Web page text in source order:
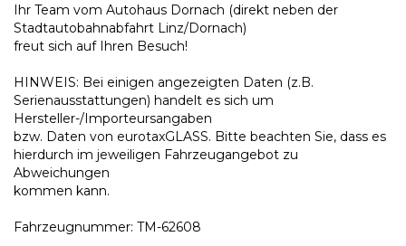
Ihr Team vom Autohaus Dornach (direkt neben der
Stadtautobahnabfahrt Linz/Dornach)
freut sich auf Ihren Besuch!
HINWEIS: Bei einigen angezeigten Daten (z.B.
Serienausstattungen) handelt es sich um
Hersteller-/Importeursangaben
bzw. Daten von eurotaxGLASS. Bitte beachten Sie, dass es
hierdurch im jeweiligen Fahrzeugangebot zu
Abweichungen
kommen kann.
Fahrzeugnummer: TM-62608